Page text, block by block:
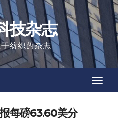
技杂志
纺织的杂志
每磅63.60美分